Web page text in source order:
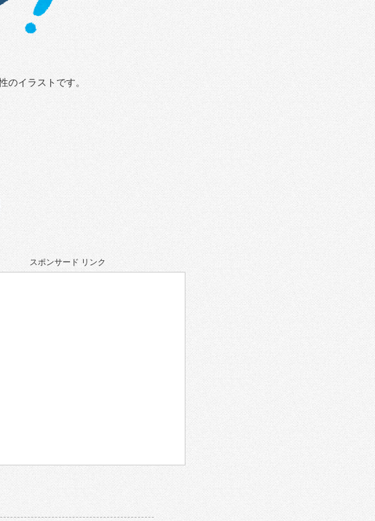
のイラストです。
スポンサード リンク